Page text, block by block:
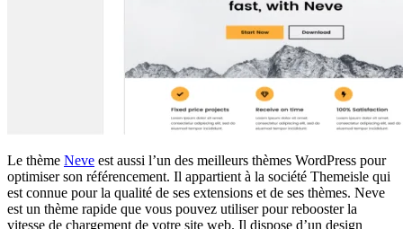
Le thème Neve est aussi l’un des meilleurs thèmes WordPress pour
optimiser son référencement. Il appartient à la société Themeisle qui
est connue pour la qualité de ses extensions et de ses thèmes. Neve
est un thème rapide que vous pouvez utiliser pour rebooster la
vitesse de chargement de votre site web. Il dispose d’un design